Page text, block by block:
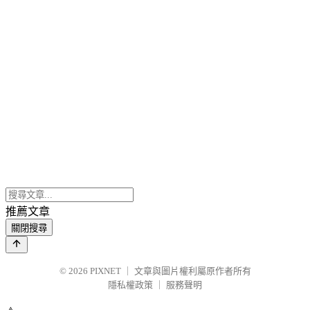
推薦文章
關閉搜尋
© 2026 PIXNET
文章與圖片權利屬原作者所有
隱私權政策
服務聲明